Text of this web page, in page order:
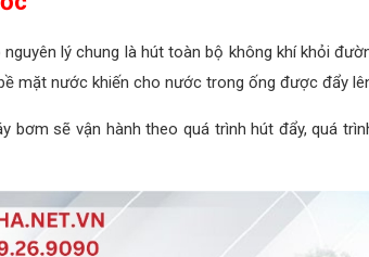
lý chung là hút toàn bộ không khí khỏi
mặt nước khiến cho nước trong ống được đẩy
sẽ vận hành theo quá trình hút đẩy, quá